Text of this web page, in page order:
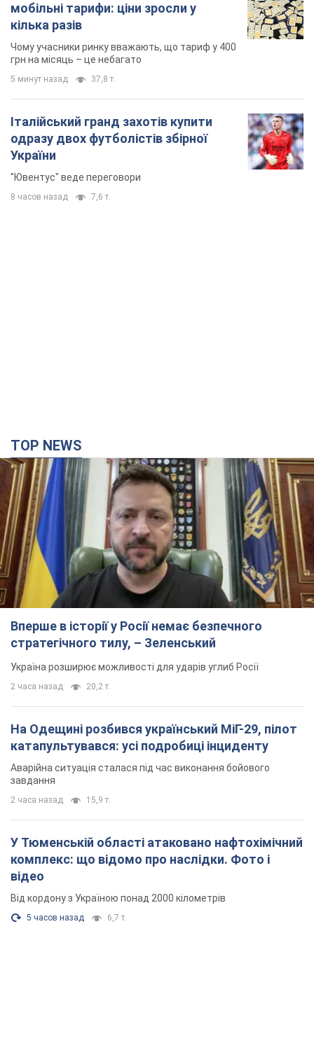
мобільні тарифи: ціни зросли у
кілька разів
Чому учасники ринку вважають, що тариф у 400
грн на місяць – це небагато
5 минут назад 37,8 т.
Італійський гранд захотів купити
одразу двох футболістів збірної
України
"Ювентус" веде переговори
8 часов назад 7,6 т.
TOP NEWS
Вперше в історії у Росії немає безпечного
стратегічного тилу, – Зеленський
Україна розширює можливості для ударів углиб Росії
2 часа назад 20,2 т.
На Одещині розбився український МіГ-29, пілот
катапультувався: усі подробиці інциденту
Аварійна ситуація сталася під час виконання бойового
завдання
2 часа назад 15,9 т.
У Тюменській області атаковано нафтохімічний
комплекс: що відомо про наслідки. Фото і
відео
Від кордону з Україною понад 2000 кілометрів
5 часов назад 6,7 т.